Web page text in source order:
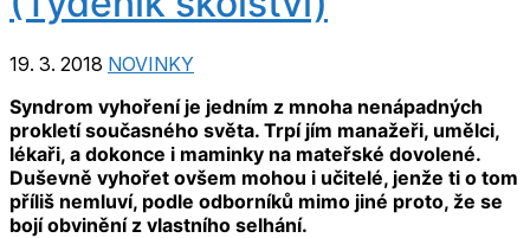
19. 3. 2018 NOVINKY
Syndrom vyhoření je jedním z mnoha nenápadných
prokletí současného světa. Trpí jím manažeři, umělci,
lékaři, a dokonce i maminky na mateřské dovolené.
Duševně vyhořet ovšem mohou i učitelé, jenže ti o tom
příliš nemluví, podle odborníků mimo jiné proto, že se
bojí obvinění z vlastního selhání.